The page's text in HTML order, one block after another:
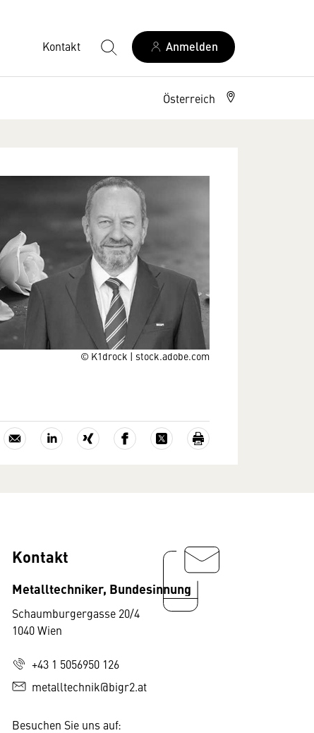
Kontakt Anmelden
Österreich
© K1drock | stock.adobe.com
Kontakt
Metalltechniker, Bundesinnung
Schaumburgergasse 20/4
1040 Wien
+43 1 5056950 126
metalltechnik@bigr2.at
Besuchen Sie uns auf: